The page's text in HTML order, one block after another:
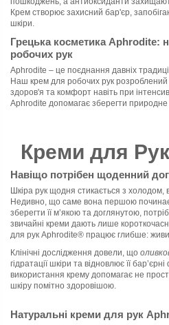
Крем створює захисний бар'єр,
шкіри.
Грецька косметика Aphrodite:
робочих рук
Aphrodite – це поєднання давніх
Наш крем для робочих рук розроблений
здоров'я та комфорт навіть при
Aphrodite допомагає зберегти природне
Креми для
Навіщо потрібен щоденний
Шкіра рук щодня стикається з холодом,
Недивно, що саме вона першою
зберегти її м’якою та доглянутою,
звичайні креми дають лише
для рук Aphrodite® працює глибше:
Клінічні дослідження довели, що
гідратації шкіри та відновлює її
використання крему допомагає не
шкіру помітно здоровішою.
Натуральні креми для рук